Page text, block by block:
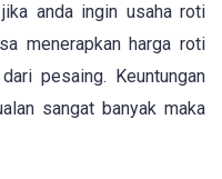
anda ingin usaha roti
menerapkan harga roti
pesaing. Keuntungan
sangat banyak maka